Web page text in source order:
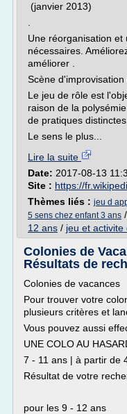
(janvier 2013)
Une réorganisation
nécessaires.
améliorer .
Scène d'improvisation
Le jeu de rôle est
raison de la
de pratiques
Le sens le plus...
Lire la suite
Date: 2017-08-13
Site : https://
Thèmes liés : jeu d
5 sens chez enfant 3 ans /
12 ans / jeu et
Colonies de
Résultats de
Colonies de vacances
Pour trouver votre
plusieurs critères et
Vous pouvez aussi
UNE COLO AU
7 - 11 ans | à partir de
Résultat de votre
pour les 9 - 12 ans